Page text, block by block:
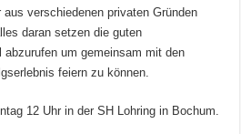
verschiedenen privaten Gründen
daran setzen die guten
um gemeinsam mit den
feiern zu können.
12 Uhr in der SH Lohring in Bochum.